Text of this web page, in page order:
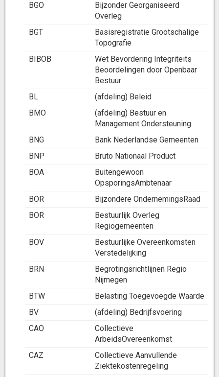
BGO
Bijzonder Georganiseerd
Overleg
BGT
Basisregistratie Grootschalige
Topografie
BIBOB
Wet Bevordering Integriteits
Beoordelingen door Openbaar
Bestuur
BL
(afdeling) Beleid
BMO
(afdeling) Bestuur en
Management Ondersteuning
BNG
Bank Nederlandse Gemeenten
BNP
Bruto Nationaal Product
BOA
Buitengewoon
OpsporingsAmbtenaar
BOR
Bijzondere OndernemingsRaad
BOR
Bestuurlijk Overleg
Regiogemeenten
BOV
Bestuurlijke Overeenkomsten
Verstedelijking
BRN
Begrotingsrichtlijnen Regio
Nijmegen
BTW
Belasting Toegevoegde Waarde
BV
(afdeling) Bedrijfsvoering
CAO
Collectieve
ArbeidsOvereenkomst
CAZ
Collectieve Aanvullende
Ziektekostenregeling